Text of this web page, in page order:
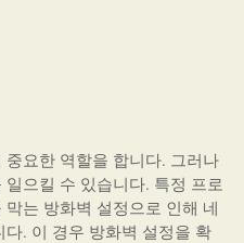
요한 역할을 합니다. 그러나
으킬 수 있습니다. 특정 프로
는 방화벽 설정으로 인해 네
. 이 경우 방화벽 설정을 확